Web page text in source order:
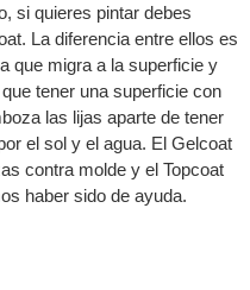
si quieres pintar debes
La diferencia entre ellos es
que migra a la superficie y
tener una superficie con
las lijas aparte de tener
el sol y el agua. El Gelcoat
contra molde y el Topcoat
haber sido de ayuda.